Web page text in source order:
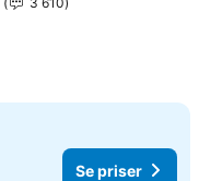
Se priser